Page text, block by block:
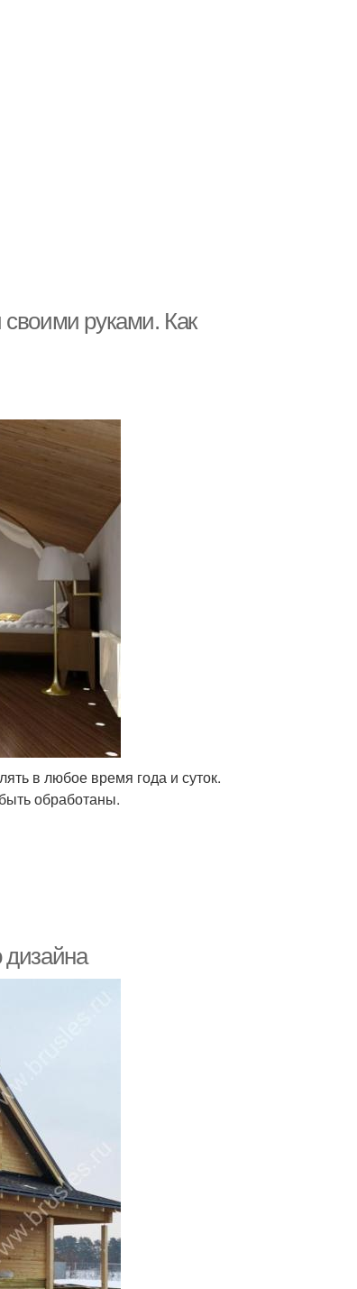
руками. Как
в любое время года и суток.
обработаны.
дизайна